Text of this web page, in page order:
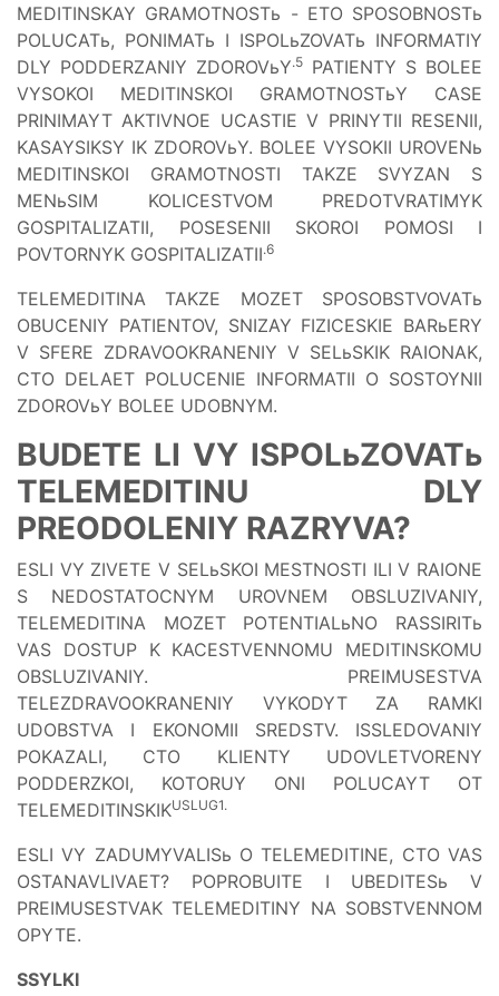
MEDITINSKAY GRAMOTNOSTь - ETO SPOSOBNOSTь
POLUCATь, PONIMATь I ISPOLьZOVATь INFORMATIY
DLY PODDERZANIY ZDOROVьY.5 PATIENTY S BOLEE
VYSOKOI MEDITINSKOI GRAMOTNOSTьY CASE
PRINIMAYT AKTIVNOE UCASTIE V PRINYTII RESENII,
KASAYSIKSY IK ZDOROVьY. BOLEE VYSOKII UROVENь
MEDITINSKOI GRAMOTNOSTI TAKZE SVYZAN S
MENьSIM KOLICESTVOM PREDOTVRATIMYK
GOSPITALIZATII, POSESENII SKOROI POMOSI I
POVTORNYK GOSPITALIZATII.6
TELEMEDITINA TAKZE MOZET SPOSOBSTVOVATь
OBUCENIY PATIENTOV, SNIZAY FIZICESKIE BARьERY
V SFERE ZDRAVOOKRANENIY V SELьSKIK RAIONAK,
CTO DELAET POLUCENIE INFORMATII O SOSTOYNII
ZDOROVьY BOLEE UDOBNYM.
BUDETE LI VY ISPOLьZOVATь
TELEMEDITINU DLY
PREODOLENIY RAZRYVA?
ESLI VY ZIVETE V SELьSKOI MESTNOSTI ILI V RAIONE
S NEDOSTATOCNYM UROVNEM OBSLUZIVANIY,
TELEMEDITINA MOZET POTENTIALьNO RASSIRITь
VAS DOSTUP K KACESTVENNOMU MEDITINSKOMU
OBSLUZIVANIY. PREIMUSESTVA
TELEZDRAVOOKRANENIY VYKODYT ZA RAMKI
UDOBSTVA I EKONOMII SREDSTV. ISSLEDOVANIY
POKAZALI, CTO KLIENTY UDOVLETVORENY
PODDERZKOI, KOTORUY ONI POLUCAYT OT
TELEMEDITINSKIKUSLUG1.
ESLI VY ZADUMYVALISь O TELEMEDITINE, CTO VAS
OSTANAVLIVAET? POPROBUITE I UBEDITESь V
PREIMUSESTVAK TELEMEDITINY NA SOBSTVENNOM
OPYTE.
SSYLKI